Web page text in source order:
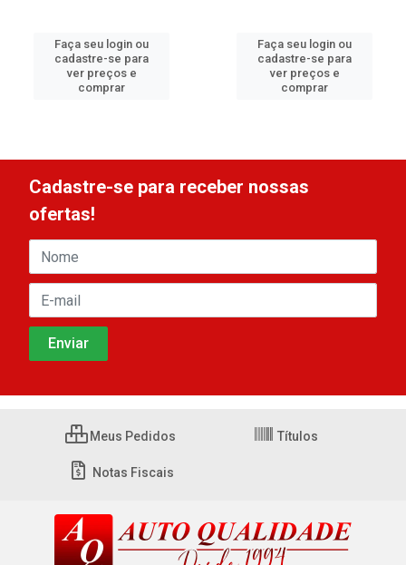
Faça seu login ou
cadastre-se para
ver preços e
comprar
Faça seu login ou
cadastre-se para
ver preços e
comprar
Cadastre-se para receber nossas
ofertas!
Meus Pedidos Títulos
Notas Fiscais